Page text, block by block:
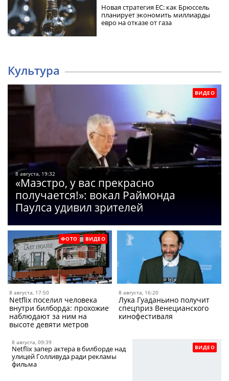
Новая стратегия ЕС: как Брюссель
планирует экономить миллиарды
евро на отказе от газа
Культура
ВИДЕО
8 августа, 19:32
«Маэстро, у вас прекрасно
получается!»: вокал Раймонда
Паулса удивил зрителей
ФОТО ВИДЕО
8 августа, 17:50
Netflix поселил человека
внутри билборда: прохожие
наблюдают за ним на
высоте девяти метров
8 августа, 16:20
Лука Гуаданьино получит
спецприз Венецианского
кинофестиваля
ВИДЕО
8 августа, 09:39
Netflix запер актера в билборде над
улицей Голливуда ради рекламы
фильма